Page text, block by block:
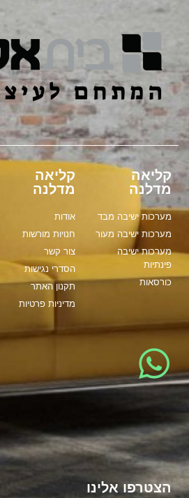
קליאה
מדלנה
מערכות ישיבה מבד
מערכות ישיבה מעור
מערכות ישיבה
פינתיות
כורסאות
קליאה
מדלנה
אודות
חנויות מורשות
צור קשר
הסדרי נגישות
תקנון האתר
מדיניות פרטיות
הצטרפו אלינו